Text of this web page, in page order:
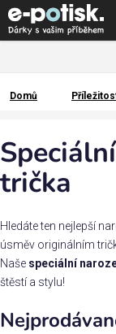
Přejít
na
obsah
Dárek
pro
Rodina
/
Láska
Povolání,
Domů
Domů
trička
Hledáte ten nejlepší
úsměv originálním
Naše speciální
štěstí a stylu!